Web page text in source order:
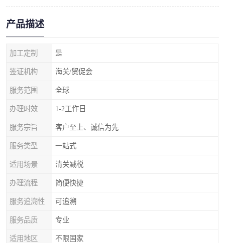
产品描述
加工定制 是
签证机构 海关/贸促会
服务范围 全球
办理时效 1-2工作日
服务宗旨 客户至上、诚信为先
服务类型 一站式
适用场景 清关减税
办理流程 简便快捷
服务追溯性 可追溯
服务品质 专业
适用地区 不限国家